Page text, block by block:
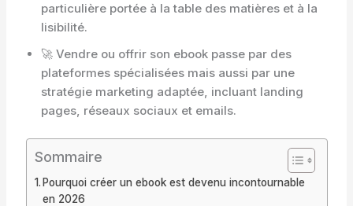
particulière portée à la table des matières et à la
lisibilité.
🚀 Vendre ou offrir son ebook passe par des
plateformes spécialisées mais aussi par une
stratégie marketing adaptée, incluant landing
pages, réseaux sociaux et emails.
Sommaire
Pourquoi créer un ebook est devenu incontournable
en 2026